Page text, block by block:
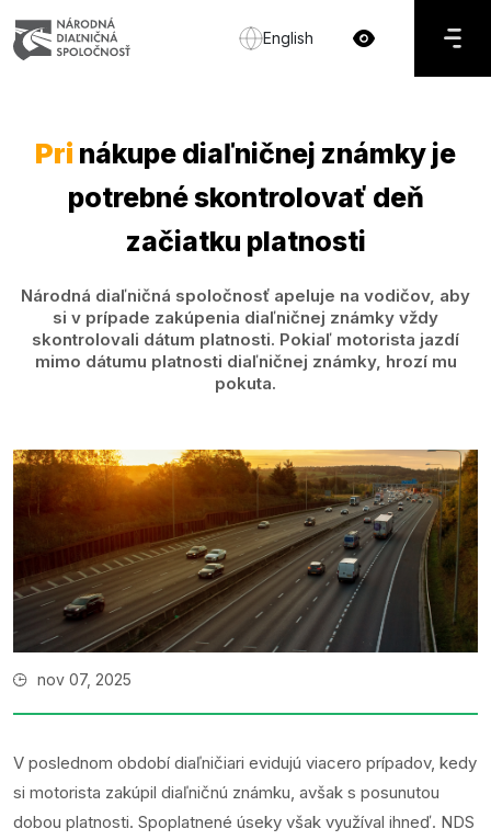
English
Pri nákupe diaľničnej známky je
potrebné skontrolovať deň
začiatku platnosti
Národná diaľničná spoločnosť apeluje na vodičov, aby
si v prípade zakúpenia diaľničnej známky vždy
skontrolovali dátum platnosti. Pokiaľ motorista jazdí
mimo dátumu platnosti diaľničnej známky, hrozí mu
pokuta.
nov 07, 2025
V poslednom období diaľničiari evidujú viacero prípadov, kedy
si motorista zakúpil diaľničnú známku, avšak s posunutou
dobou platnosti. Spoplatnené úseky však využíval ihneď. NDS